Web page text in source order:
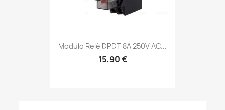
Modulo Relè DPDT 8A 250V AC...
15,90 €